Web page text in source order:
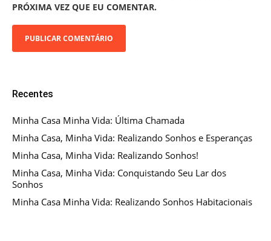
PRÓXIMA VEZ QUE EU COMENTAR.
Recentes
Minha Casa Minha Vida: Última Chamada
Minha Casa, Minha Vida: Realizando Sonhos e Esperanças
Minha Casa, Minha Vida: Realizando Sonhos!
Minha Casa, Minha Vida: Conquistando Seu Lar dos
Sonhos
Minha Casa Minha Vida: Realizando Sonhos Habitacionais